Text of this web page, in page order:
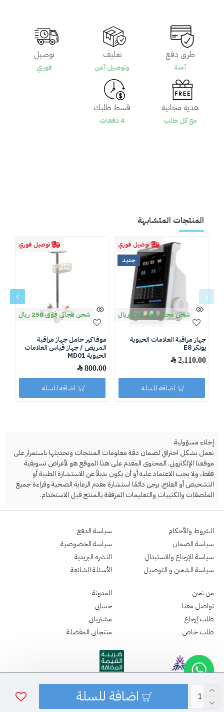
اضافة للسلة
طرق دفع
آمنة
تغليف
وتوصيل آمن
توصيل
فوري
هدية مجانية
مع كل طلب
قسط طلبك
4 دفعات
المنتجات المتشابهة
جديد
توصيل فوري
شحن مجاني فوق 250 ريال
جهاز مراقبة العلامات الحيوية
يونكر E8
2,110.00 ﷼
اضافة للسلة
توصيل فوري
شحن مجاني فوق 250 ريال
موفاكير حامل جهاز مراقبة
المريض / جهاز قياس العلامات
الحيوية MD01
800.00 ﷼
اضافة للسلة
إخلاء مسؤولية
نعمل بشكل احترافي لضمان دقة معلومات المنتجات وتحديثها باستمرار على
موقعنا الإلكتروني. المحتوى المقدم على هذا الموقع هو لأغراض تسويقية
فقط، ولا يجب الاعتماد عليه أو أن يكون بديلاً عن الاستشارة الطبية أو
التشخيص أو العلاج. يرجى دائمًا استشارة مقدم الرعاية الصحية وقراءة جميع
الملصقات والكتيبات والتعليمات المرفقة بالمنتج قبل الاستخدام.
الشروط والأحكام
سياسة الضمان
سياسة الإرجاع والاستبدال
سياسة الشحن و التوصيل
سياسة الدفع
سياسة الخصوصية
النشرة البريدية
الأسئلة الشائعة
من نحن
تواصل معنا
طلب إرجاع
طلب خاص
المدونة
حسابي
مشترياتي
منتجاتي المفضلة